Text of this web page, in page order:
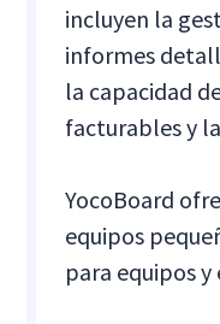
incluyen la
informes
la capacidad
facturables y
YocoBoard
equipos
para equipos y